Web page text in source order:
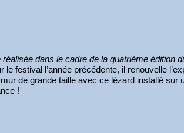
dans le cadre de la quatrième édition
le festival l’année précédente, il renouvelle
mur de grande taille avec ce lézard installé
!